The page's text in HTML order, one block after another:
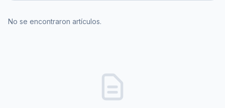
No se encontraron artículos.